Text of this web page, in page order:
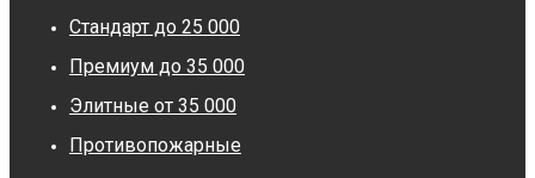
Стандарт до 25 000
Премиум до 35 000
Элитные от 35 000
Противопожарные